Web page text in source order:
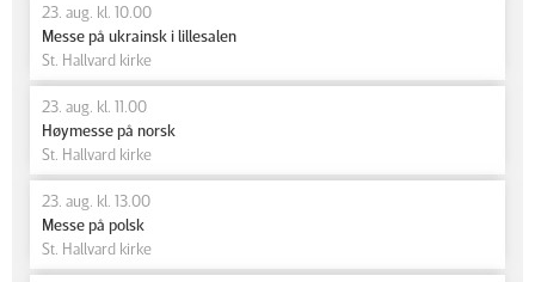
23. aug. kl. 10.00
Messe på ukrainsk i lillesalen
St. Hallvard kirke
23. aug. kl. 11.00
Høymesse på norsk
St. Hallvard kirke
23. aug. kl. 13.00
Messe på polsk
St. Hallvard kirke